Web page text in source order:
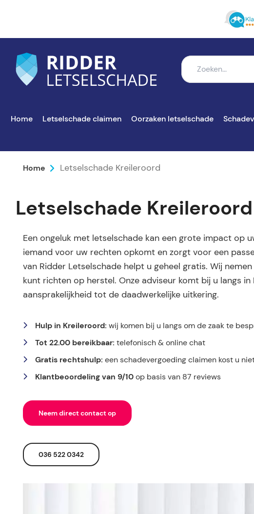
Home Letselschade claimen Oorzaken letselschade
Home Letselschade Kreileroord
Letselschade Kreileroord
Een ongeluk met letselschade kan een grote impact op
iemand voor uw rechten opkomt en zorgt voor een
van Ridder Letselschade helpt u geheel gratis. Wij
kunt richten op herstel. Onze adviseur komt bij u langs
aansprakelijkheid tot de daadwerkelijke uitkering.
Hulp in Kreileroord: wij komen bij u langs om de zaak te
Tot 22.00 bereikbaar: telefonisch & online chat
Gratis rechtshulp: een schadevergoeding claimen kost u
Klantbeoordeling van 9/10op basis van 87 reviews
Neem direct contact op
036 522 0342